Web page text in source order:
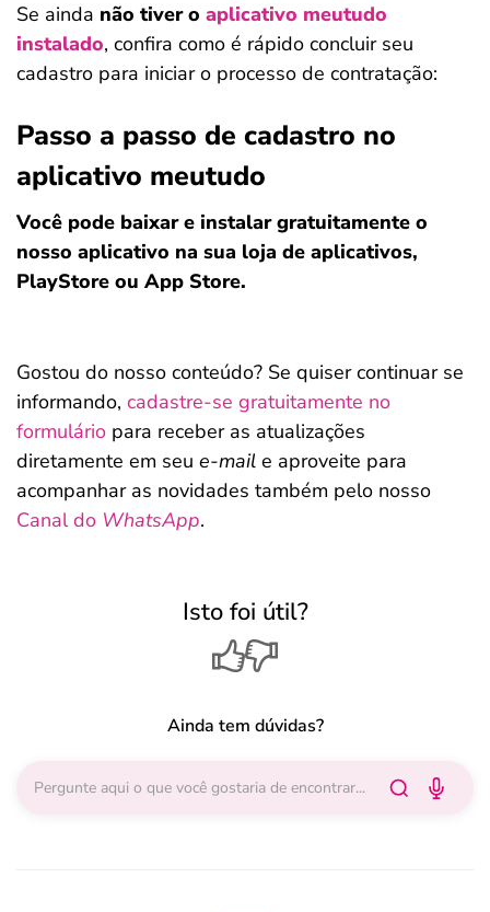
Se ainda não tiver o aplicativo meutudo
instalado, confira como é rápido concluir seu
cadastro para iniciar o processo de contratação:
Passo a passo de cadastro no
aplicativo meutudo
Você pode baixar e instalar gratuitamente o
nosso aplicativo na sua loja de aplicativos,
PlayStore ou App Store.
Gostou do nosso conteúdo? Se quiser continuar se
informando, cadastre-se gratuitamente no
formulário para receber as atualizações
diretamente em seu e-mail e aproveite para
acompanhar as novidades também pelo nosso
Canal do WhatsApp.
Isto foi útil?
Ainda tem dúvidas?